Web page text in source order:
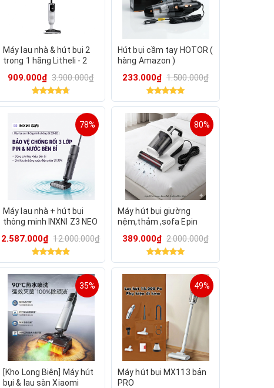
Máy lau nhà & hút bụi 2
trong 1 hãng Litheli - 2
909.000₫ 3.900.000₫
Hút bụi cầm tay HOTOR (
hàng Amazon )
233.000₫ 1.500.000₫
78%
Máy lau nhà + hút bụi
thông minh INXNI Z3 NEO
diệt khuẩn
2.587.000₫ 12.000.000₫
80%
Máy hút bụi giường
nệm,thảm ,sofa Epin
dễ vệ sinh
389.000₫ 2.000.000₫
35%
[Kho Long Biên] Máy hút
bụi & lau sàn Xiaomi
49%
Máy hút bụi MX113 bản
PRO